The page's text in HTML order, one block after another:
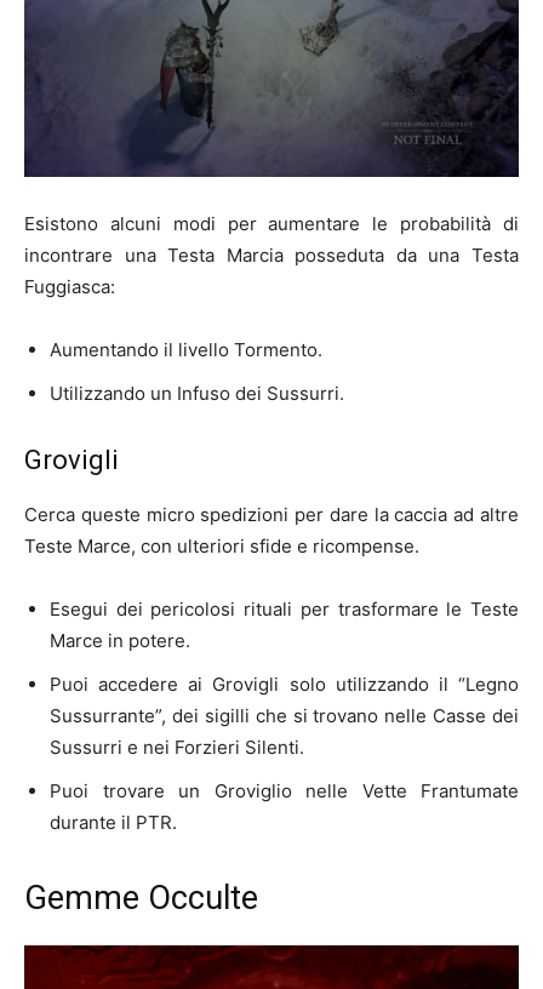
Esistono alcuni modi per aumentare le probabilità di
incontrare una Testa Marcia posseduta da una Testa
Fuggiasca:
Aumentando il livello Tormento.
Utilizzando un Infuso dei Sussurri.
Grovigli
Cerca queste micro spedizioni per dare la caccia ad altre
Teste Marce, con ulteriori sfide e ricompense.
Esegui dei pericolosi rituali per trasformare le Teste
Marce in potere.
Puoi accedere ai Grovigli solo utilizzando il “Legno
Sussurrante”, dei sigilli che si trovano nelle Casse dei
Sussurri e nei Forzieri Silenti.
Puoi trovare un Groviglio nelle Vette Frantumate
durante il PTR.
Gemme Occulte